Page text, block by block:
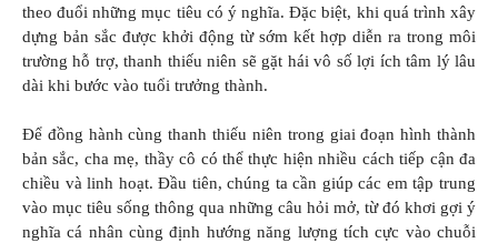
theo đuổi những mục tiêu có ý nghĩa. Đặc biệt, khi quá trình xây
dựng bản sắc được khởi động từ sớm kết hợp diễn ra trong môi
trường hỗ trợ, thanh thiếu niên sẽ gặt hái vô số lợi ích tâm lý lâu
dài khi bước vào tuổi trưởng thành.
Để đồng hành cùng thanh thiếu niên trong giai đoạn hình thành
bản sắc, cha mẹ, thầy cô có thể thực hiện nhiều cách tiếp cận đa
chiều và linh hoạt. Đầu tiên, chúng ta cần giúp các em tập trung
vào mục tiêu sống thông qua những câu hỏi mở, từ đó khơi gợi ý
nghĩa cá nhân cùng định hướng năng lượng tích cực vào chuỗi